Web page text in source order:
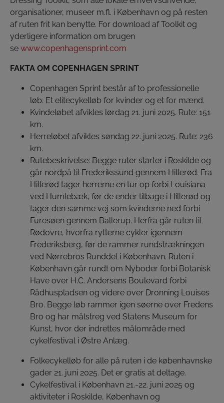
organisationer, museer m.fl. i København og på resten
af ruten frit kan benytte. For download af Toolkit og
yderligere information om brugen
se www.copenhagensprint.com
FAKTA OM COPENHAGEN SPRINT
Copenhagen Sprint består af to professionelle
løb: Et elitecykelløb for kvinder og et for mænd.
Kvindeløbet afvikles lørdag 21. juni 2025. Rute: 151
km.
Herreløbet afvikles søndag 22. juni 2025. Rute: 236
km.
Rutebeskrivelse: Begge ruter starter i Roskilde og
går nordpå til Frederikssund gennem Hillerød. Fra
Hillerød tager herrerne en tur op forbi Louisiana
ved Humlebæk, før de ender tilbage i Hillerød og
tager den samme vej som kvinderne ned forbi
Furesøen gennem Ballerup. Herfra går ruten til
Rødovre, hvorfra rytterne cykler igennem
Frederiksberg, før de rammer rundstrækningen
ved Nørrebros Runddel i København. Ruten i
København går rundt om Nyboder forbi Botanisk
Have over H.C. Andersens Boulevard forbi
Rådhuspladsen og videre over Dronning Louises
Bro. Begge løb rammer igen søerne over Fredens
Bro og har målstreg ved Statens Museum for
Kunst, hvor der indrettes målområde med
cykelfestival i Østre Anlæg.
Folkecykelløb for alle på ruten i de københavnske
gader 21. juni 2025. Det er gratis at deltage.
Cykelfestival i København 21.-22. juni 2025 og
aktiviteter i Roskilde, København og